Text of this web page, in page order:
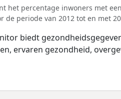
het percentage inwoners met
de periode van 2012 tot en met
biedt
ervaren gezondheid,